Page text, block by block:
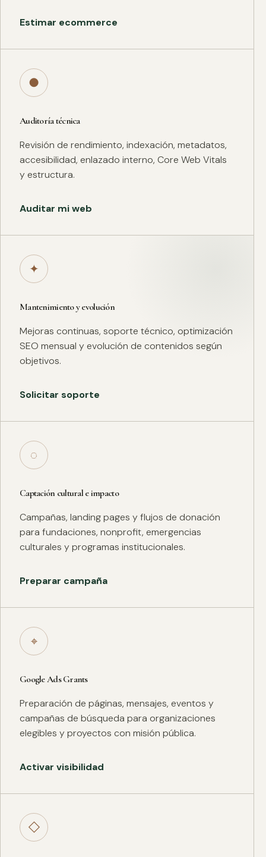
Estimar ecommerce
●
Auditoría técnica
Revisión de rendimiento, indexación, metadatos,
accesibilidad, enlazado interno, Core Web Vitals
y estructura.
Auditar mi web
✦
Mantenimiento y evolución
Mejoras continuas, soporte técnico, optimización
SEO mensual y evolución de contenidos según
objetivos.
Solicitar soporte
◌
Captación cultural e impacto
Campañas, landing pages y flujos de donación
para fundaciones, nonprofit, emergencias
culturales y programas institucionales.
Preparar campaña
⌖
Google Ads Grants
Preparación de páginas, mensajes, eventos y
campañas de búsqueda para organizaciones
elegibles y proyectos con misión pública.
Activar visibilidad
◇